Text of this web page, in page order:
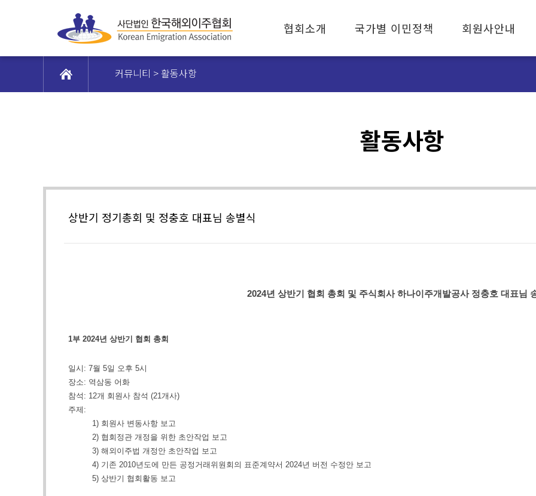
협회소개
협회장 인사말
국가별 이민정책
미국 이민
회원사안내
자문사 안내
커뮤니티 > 활동사항
활동사항
상반기 정기총회 및 정충호 대표님 송별식
2024년 상반기 협회 총회 및 주식회사 하나이주개발공사 정충호 대표님
1부 2024년 상반기 협회 총회
일시: 7월 5일 오후 5시
장소: 역삼동 어화
참석: 12개 회원사 참석 (21개사)
주제:
1) 회원사 변동사항 보고
2) 협회정관 개정을 위한 초안작업 보고
3) 해외이주법 개정안 초안작업 보고
4) 기존 2010년도에 만든 공정거래위원회의 표준계약서 2024년 버전 수정안 보고
5) 상반기 협회활동 보고